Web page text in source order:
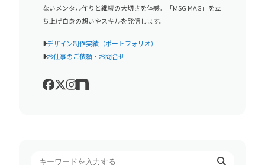
ないメンタル作りと継続の大切さを体感。「MSG MAG」を立
ち上げ自身の想いやスキルを発信します。
デザイン制作実績（ポートフォリオ）
お仕事のご依頼・お問合せ